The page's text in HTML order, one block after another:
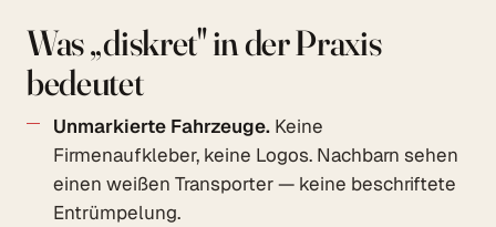
Was „diskret" in der Praxis
bedeutet
Unmarkierte Fahrzeuge. Keine
Firmenaufkleber, keine Logos. Nachbarn sehen
einen weißen Transporter — keine beschriftete
Entrümpelung.